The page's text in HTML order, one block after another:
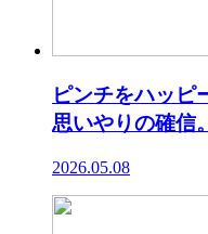
ピンチをハッピ
思いやりの確信。
2026.05.08